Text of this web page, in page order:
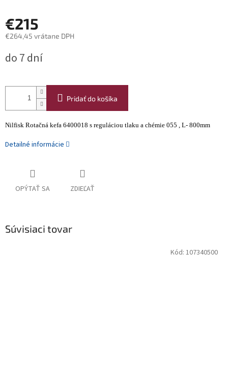
€215
€264,45 vrátane DPH
cena:
do 7 dní
Pridať do košíka
Nilfisk Rotačná kefa 6400018 s reguláciou tlaku a chémie 055 , L- 800mm
Detailné informácie
OPÝTAŤ SA ZDIEĽAŤ
Súvisiaci tovar
Kód: 107340500